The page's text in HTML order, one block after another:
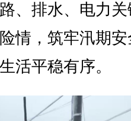
、排水、电力
情，筑牢汛期
活平稳有序。